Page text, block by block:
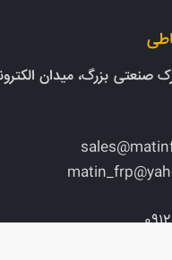
صنعتی بزرگ، میدان